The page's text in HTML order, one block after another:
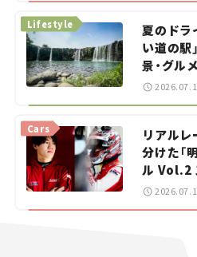
夏のドラ
い道の駅
景・グル
暑におす
Lifestyle
リアルレ
分けた「
ル Vol.2
戦 岡山国
Cars